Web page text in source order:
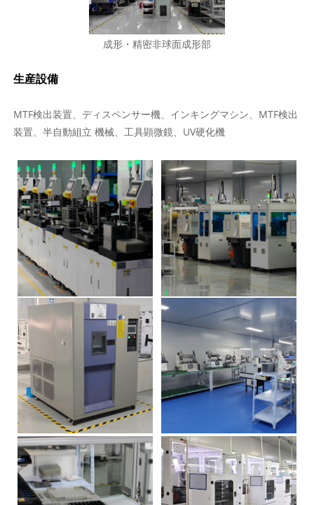
成形・精密非球面成形部
生産設備
MTF検出装置、ディスペンサー機、インキングマシン、MTF検出
装置、半自動組立 機械、工具顕微鏡、UV硬化機